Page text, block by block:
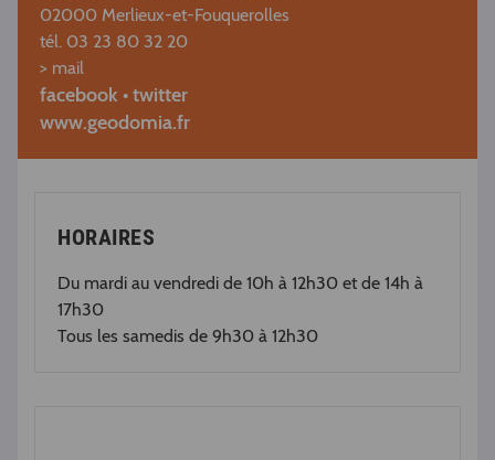
02000 Merlieux-et-Fouquerolles
tél. 03 23 80 32 20
> mail
facebook •twitter
www.geodomia.fr
HORAIRES
Du mardi au vendredi de 10h à 12h30 et de 14h à
17h30
Tous les samedis de 9h30 à 12h30